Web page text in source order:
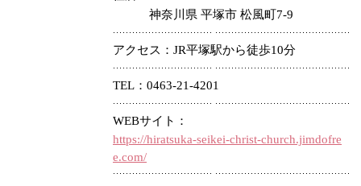
神奈川県 平塚市 松風町7-9
アクセス JR平塚駅から徒歩10分
TEL 0463-21-4201
WEBサイト
https://hiratsuka-seikei-christ-church.jimdofre
e.com/